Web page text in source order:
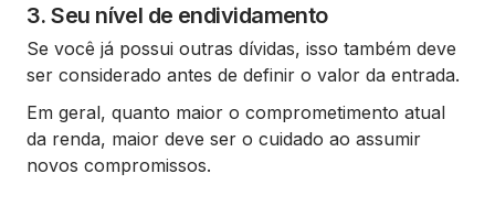
3. Seu nível de endividamento
Se você já possui outras dívidas, isso também deve
ser considerado antes de definir o valor da entrada.
Em geral, quanto maior o comprometimento atual
da renda, maior deve ser o cuidado ao assumir
novos compromissos.